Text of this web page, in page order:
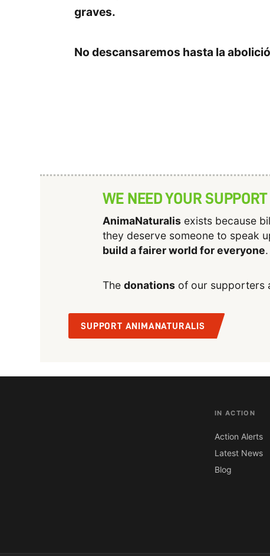
graves.
No descansaremos hasta la
WE NEED YOUR SUPPORT
AnimaNaturalisexists because
they deserve someone to speak
build a fairer world for everyone.
The donationsof our supporters
SUPPORT ANIMANATURALIS
IN ACTION
Action Alerts
Latest News
Blog